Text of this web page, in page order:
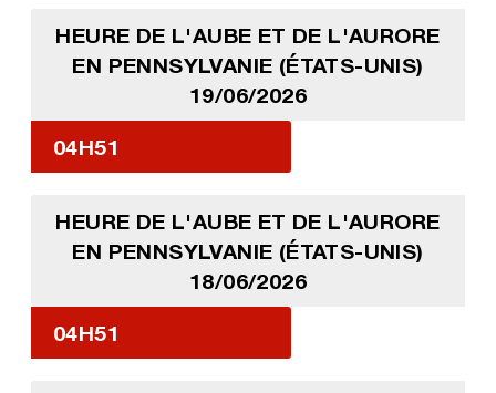
HEURE DE L'AUBE ET DE L'AURORE
EN PENNSYLVANIE (ÉTATS-UNIS)
19/06/2026
04H51
HEURE DE L'AUBE ET DE L'AURORE
EN PENNSYLVANIE (ÉTATS-UNIS)
18/06/2026
04H51